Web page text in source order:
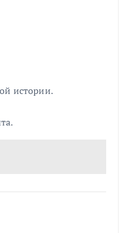
истории.